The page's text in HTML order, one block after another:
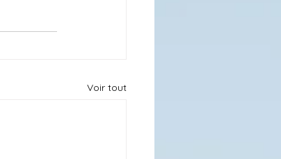
Voir tout